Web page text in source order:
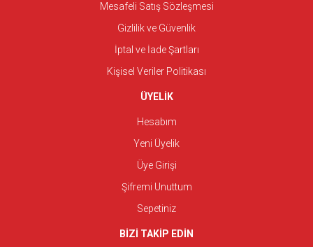
Mesafeli Satış Sözleşmesi
Gizlilik ve Güvenlik
İptal ve İade Şartları
Kişisel Veriler Politikası
ÜYELİK
Hesabım
Yeni Üyelik
Üye Girişi
Şifremi Unuttum
Sepetiniz
BİZİ TAKİP EDİN